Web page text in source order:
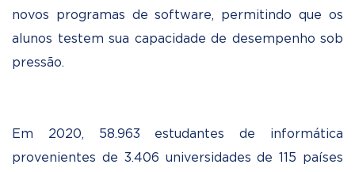
novos programas de software, permitindo que os
alunos testem sua capacidade de desempenho sob
pressão.
Em 2020, 58.963 estudantes de informática
provenientes de 3.406 universidades de 115 países